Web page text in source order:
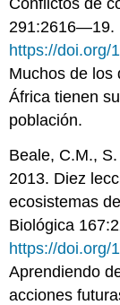
291:2616—19.
https://doi.org/
Muchos de los
África tienen
población.
Beale, C.M.,
2013. Diez
ecosistemas
Biológica
https://doi.org/
Aprendiendo
acciones